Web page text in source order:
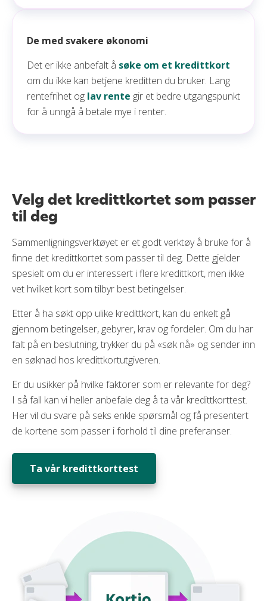
De med svakere økonomi
Det er ikke anbefalt å søke om et kredittkort
om du ikke kan betjene kreditten du bruker. Lang
rentefrihet og lav rente gir et bedre utgangspunkt
for å unngå å betale mye i renter.
Velg det kredittkortet som passer
til deg
Sammenligningsverktøyet er et godt verktøy å bruke for å
finne det kredittkortet som passer til deg. Dette gjelder
spesielt om du er interessert i flere kredittkort, men ikke
vet hvilket kort som tilbyr best betingelser.
Etter å ha søkt opp ulike kredittkort, kan du enkelt gå
gjennom betingelser, gebyrer, krav og fordeler. Om du har
falt på en beslutning, trykker du på «søk nå» og sender inn
en søknad hos kredittkortutgiveren.
Er du usikker på hvilke faktorer som er relevante for deg?
I så fall kan vi heller anbefale deg å ta vår kredittkorttest.
Her vil du svare på seks enkle spørsmål og få presentert
de kortene som passer i forhold til dine preferanser.
Ta vår kredittkorttest